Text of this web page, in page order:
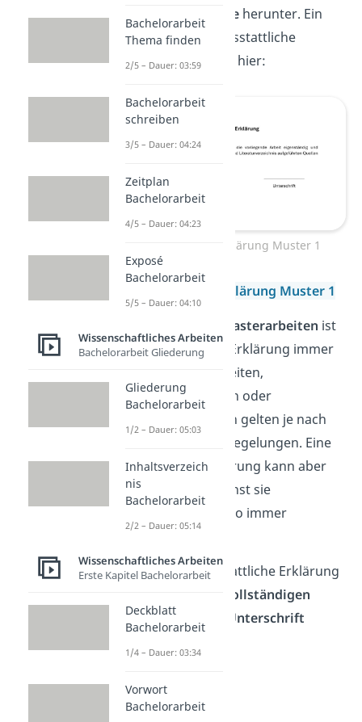
lädst dir eine
Vorlageherunter. Ein
Muster für eine eidesstattliche
Erklärung findest du hier:
Eidesstattliche Erklärung Muster 1
Eidesstattliche Erklärung Muster 1
Bachelor- und Masterarbeiten ist
eine eidesstattliche Erklärung immer
Pflicht! Bei Hausarbeiten,
Forschungsberichten oder
Praktikumsberichten gelten je nach
Universität andere Regelungen. Eine
eidesstattliche Erklärung kann aber
nie schaden
, du kannst sie
sicherheitshalber also immer
einfügen.
Wichtig:Die eidesstattliche Erklärung
vollständigen
Namenund deiner
Unterschrift
Bachelorarbeit
Thema finden
2/5 – Dauer: 03:59
Bachelorarbeit
schreiben
3/5 – Dauer: 04:24
Zeitplan
Bachelorarbeit
4/5 – Dauer: 04:23
Exposé
Bachelorarbeit
5/5 – Dauer: 04:10
Wissenschaftliches Arbeiten
Bachelorarbeit Gliederung
Gliederung
Bachelorarbeit
1/2 – Dauer: 05:03
Inhaltsverzeich
nis
Bachelorarbeit
2/2 – Dauer: 05:14
Wissenschaftliches Arbeiten
Erste Kapitel Bachelorarbeit
Deckblatt
Bachelorarbeit
1/4 – Dauer: 03:34
Vorwort
Bachelorarbeit